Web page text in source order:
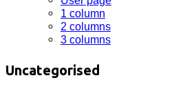
1 column
2 columns
3 columns
Uncategorised